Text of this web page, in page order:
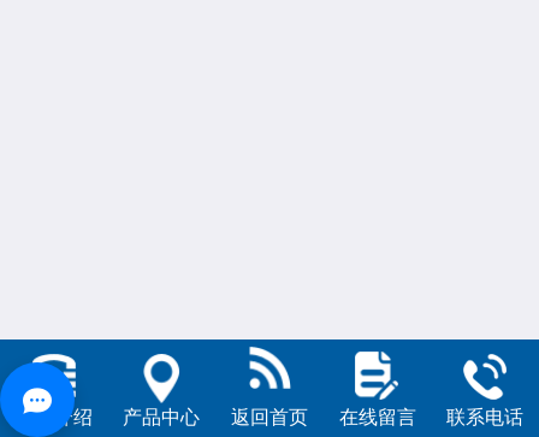
公司介绍 产品中心 返回首页 在线留言 联系电话